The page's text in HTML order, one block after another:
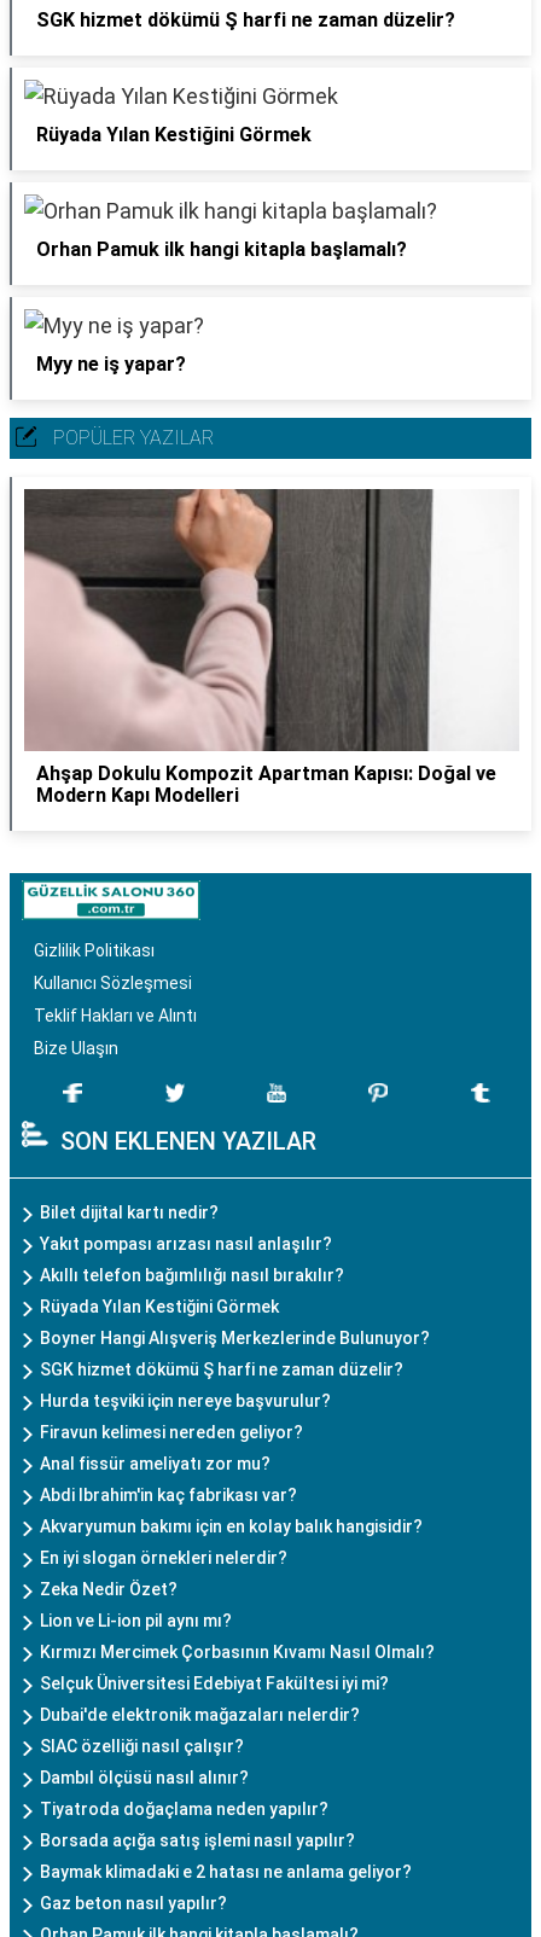
SGK hizmet dökümü Ş harfi ne zaman düzelir?
Rüyada Yılan Kestiğini Görmek
Orhan Pamuk ilk hangi kitapla başlamalı?
Myy ne iş yapar?
POPÜLER YAZILAR
Ahşap Dokulu Kompozit Apartman Kapısı: Doğal ve
Modern Kapı Modelleri
Gizlilik Politikası
Kullanıcı Sözleşmesi
Teklif Hakları ve Alıntı
Bize Ulaşın
SON EKLENEN YAZILAR
Bilet dijital kartı nedir?
Yakıt pompası arızası nasıl anlaşılır?
Akıllı telefon bağımlılığı nasıl bırakılır?
Rüyada Yılan Kestiğini Görmek
Boyner Hangi Alışveriş Merkezlerinde Bulunuyor?
SGK hizmet dökümü Ş harfi ne zaman düzelir?
Hurda teşviki için nereye başvurulur?
Firavun kelimesi nereden geliyor?
Anal fissür ameliyatı zor mu?
Abdi Ibrahim'in kaç fabrikası var?
Akvaryumun bakımı için en kolay balık hangisidir?
En iyi slogan örnekleri nelerdir?
Zeka Nedir Özet?
Lion ve Li-ion pil aynı mı?
Kırmızı Mercimek Çorbasının Kıvamı Nasıl Olmalı?
Selçuk Üniversitesi Edebiyat Fakültesi iyi mi?
Dubai'de elektronik mağazaları nelerdir?
SIAC özelliği nasıl çalışır?
Dambıl ölçüsü nasıl alınır?
Tiyatroda doğaçlama neden yapılır?
Borsada açığa satış işlemi nasıl yapılır?
Baymak klimadaki e 2 hatası ne anlama geliyor?
Gaz beton nasıl yapılır?